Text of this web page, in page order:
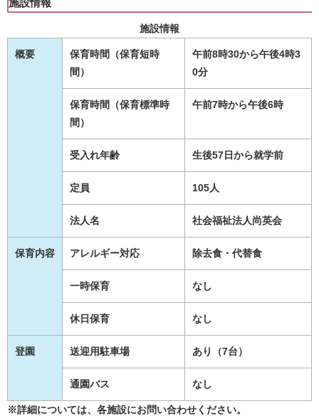
施設情報
施設情報
概要
保育時間（保育短時
間）
午前8時30から午後4時3
0分
保育時間（保育標準時
間）
午前7時から午後6時
受入れ年齢 生後57日から就学前
定員 105人
法人名 社会福祉法人尚英会
保育内容 アレルギー対応 除去食・代替食
一時保育 なし
休日保育 なし
登園 送迎用駐車場 あり（7台）
通園バス なし
※詳細については、各施設にお問い合わせください。